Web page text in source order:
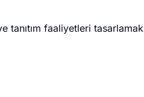
tanıtım faaliyetleri tasarlamak